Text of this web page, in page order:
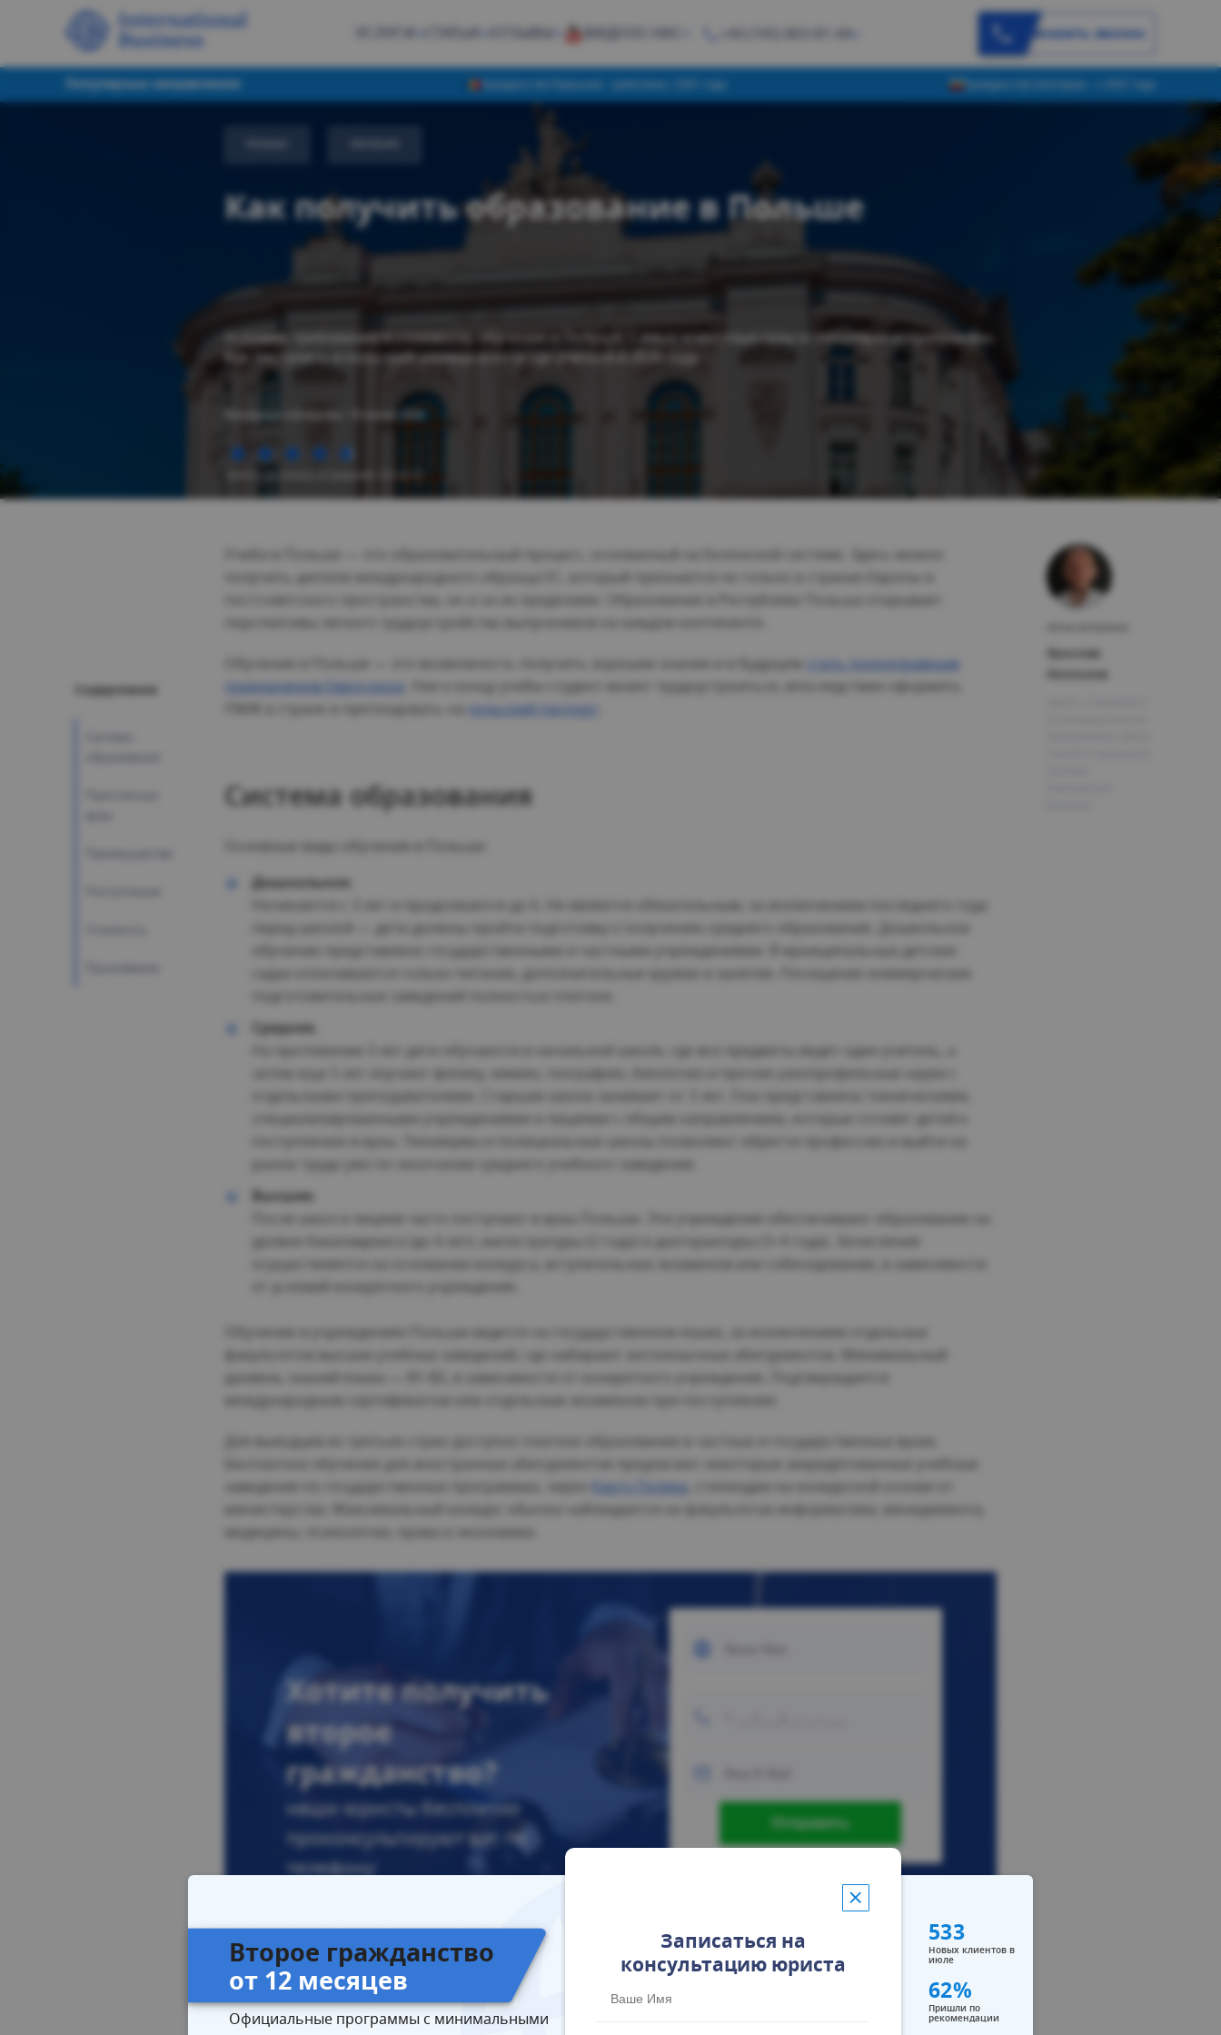
ВИДЕО Заказать звонок
Популярные направления: Гражданство Румынии - работаем с 2001 года Гражданство Болгарии - с 2007 года
Как получить образование в Польше
Условия, требования и стоимость обучения в Польше. Самые известные вузы и популярные программы.
Как поступить в польский университет и где учиться в 2026 году.
Материал обновлен: 10 июня 2026
Ярослав
Милонов
Учеба в Польше — это образовательный процесс, основанный на Болонской системе. Здесь можно
получить диплом международного образца ЕС, который признается не только в странах Европы и
постсоветского пространства, но и за их пределами. Образование в Республике Польша открывает
Обучение в Польше — это возможность получить хорошие знания и в будущем
стать полноправным
гражданином Евросоюза . Уже к концу учебы студент может трудоустроиться, впоследствии оформить
польский паспорт
Система образования
Основные виды обучения в Польше:
Дошкольное.
Начинается с 3 лет и продолжается до 6. Не является обязательным, за исключением последнего года
перед школой — дети должны пройти подготовку к получению среднего образования. Дошкольное
обучение представлено государственными и частными учреждениями. В муниципальных детских
подготовительных заведений полностью платное.
Среднее.
На протяжении 3 лет дети обучаются в начальной школе, где все предметы ведет один учитель, а
отдельными преподавателями. Старшая школа занимает от 3 лет. Она представлена техническими,
специализированными учреждениями и лицеями с общим направлением, которые готовят детей к
рынок труда уже по окончании среднего учебного заведения.
Высшее.
После школ и лицеев часто поступают в вузы Польши. Эти учреждения обеспечивают образование на
уровне бакалавриата (до 4 лет), магистратуры (2 года) и докторантуры (3–4 года). Зачисление
от условий конкретного учреждения.
Обучение в учреждениях Польши ведется на государственном языке, за исключением отдельных
факультетов высших учебных заведений, где набирают англоязычных абитуриентов. Минимальный
уровень знаний языка — B1-B2, в зависимости от конкретного учреждения. Подтверждается
международным сертификатом или отдельным экзаменом при поступлении.
Для выходцев из третьих стран доступно платное образование в частных и государственных вузах.
Бесплатное обучение для иностранных абитуриентов предлагают некоторые аккредитованные учебные
заведения по государственных программах, через
Карту Поляка , стипендии на конкурсной основе от
медицины, психологии, права и экономики.
Хотите получить
второе
гражданство?
наши юристы бесплатно
проконсультируют вас по
телефону
Второе гражданство
от 12 месяцев
Официальные программы с минимальными
Записаться на
консультацию юристa
533
Новых клиентов в
июле
62%
Пришли по
рекомендации